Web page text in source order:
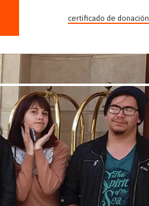
certificado de donación
SÚMATE